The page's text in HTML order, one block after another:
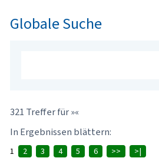
Globale Suche
321 Treffer für »«
In Ergebnissen blättern:
1 2 3 4 5 6 >> >|